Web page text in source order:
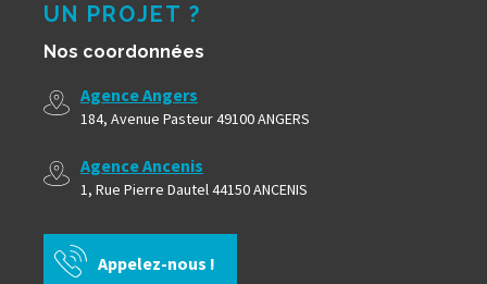
UN PROJET ?
Nos coordonnées
Agence Angers
184, Avenue Pasteur 49100 ANGERS
Agence Ancenis
1, Rue Pierre Dautel 44150 ANCENIS
Appelez-nous !